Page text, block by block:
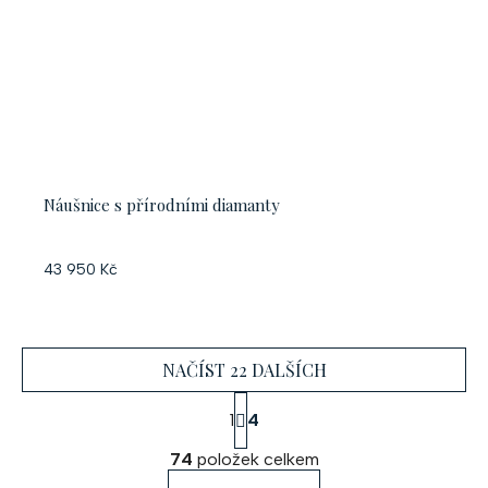
Náušnice s přírodními diamanty
43 950 Kč
O
v
NAČÍST 22 DALŠÍCH
S
t
r
á
1
4
74 položek celkem